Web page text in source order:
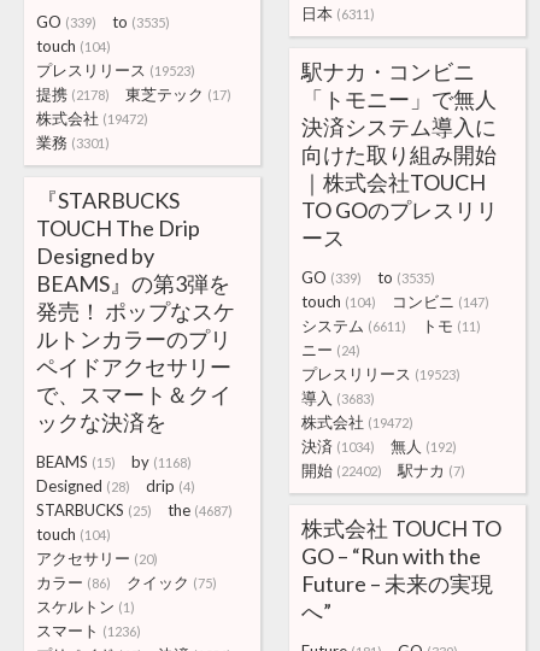
日本 (6311)
GO (339) to (3535)
touch (104)
プレスリリース (19523)
提携 (2178) 東芝テック (17)
株式会社 (19472)
業務 (3301)
駅ナカ・コンビニ
「トモニー」で無人
決済システム導入に
向けた取り組み開始
｜株式会社TOUCH
TO GOのプレスリリ
ース
GO (339) to (3535)
touch (104) コンビニ (147)
システム (6611) トモ (11)
ニー (24)
プレスリリース (19523)
導入 (3683)
株式会社 (19472)
決済 (1034) 無人 (192)
開始 (22402) 駅ナカ (7)
『STARBUCKS
TOUCH The Drip
Designed by
BEAMS』の第3弾を
発売！ ポップなスケ
ルトンカラーのプリ
ペイドアクセサリー
で、スマート＆クイ
ックな決済を
BEAMS (15) by (1168)
Designed (28) drip (4)
STARBUCKS (25) the (4687)
touch (104)
アクセサリー (20)
カラー (86) クイック (75)
スケルトン (1)
スマート (1236)
株式会社 TOUCH TO
GO – “Run with the
Future – 未来の実現
へ”